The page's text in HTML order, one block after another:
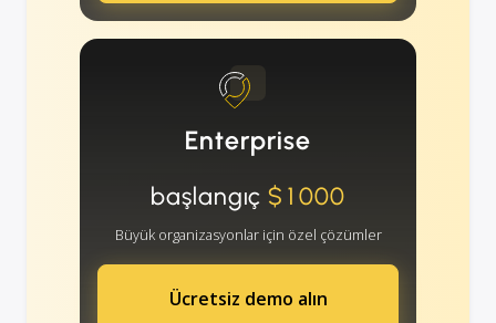
Enterprise
başlangıç$1000
Büyük organizasyonlar için özel çözümler
Ücretsiz demo alın